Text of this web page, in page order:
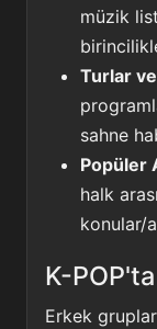
müzik
Turlar
sahne
Popüler
halk
konular/
K-
Erkek